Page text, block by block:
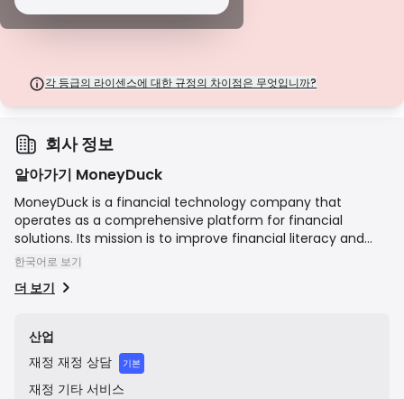
각 등급의 라이센스에 대한 규정의 차이점은 무엇입니까?
감독이 최소화된 관할권에서 발행된 이러한 라이선스는 종종 자금 분리 및 보험
회사 정보
알아가기 MoneyDuck
MoneyDuck is a financial technology company that
operates as a comprehensive platform for financial
solutions. Its mission is to improve financial literacy and
accessibility by allowing users to compare various financial
different providers. A key feature of their service is
"Duckies," for personalized consultations and advice,
thereby guiding them toward the most suitable financial
products for their needs. The company was founded to
simplify complex financial decisions for the general public.
한국어로 보기
더 보기
산업
재정 재정 상담 기본
재정 기타 서비스